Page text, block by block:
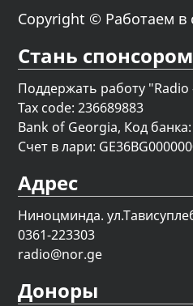
Copyright © Работаем в
Стань спонсором
Поддержать работу "Radio
Tax code: 236689883
Bank of Georgia, Код банка:
Счет в лари:
Адрес
Ниноцминда.
0361-223303
radio@nor.ge
Доноры